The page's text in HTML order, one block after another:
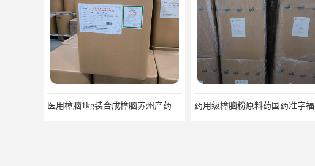
药用级樟脑粉原料药国药准字福建青松